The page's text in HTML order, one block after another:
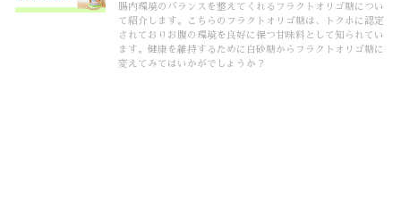
腸内環境のバランスを整えてくれるフラクトオリゴ糖につい
て紹介します。こちらのフラクトオリゴ糖は、トクホに認定
されておりお腹の環境を良好に保つ甘味料として知られてい
ます。健康を維持するために白砂糖からフラクトオリゴ糖に
変えてみてはいかがでしょうか？